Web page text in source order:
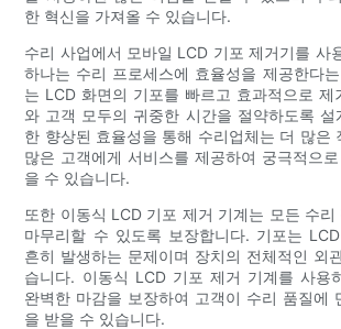
한 혁신을 가져올 수 있습니다.
수리 사업에서 모바일 LCD 기포 제거기를 사
하나는 수리 프로세스에 효율성을 제공한다
는 LCD 화면의 기포를 빠르고 효과적으로 제
와 고객 모두의 귀중한 시간을 절약하도록 설
한 향상된 효율성을 통해 수리업체는 더 많은
많은 고객에게 서비스를 제공하여 궁극적으
을 수 있습니다.
또한 이동식 LCD 기포 제거 기계는 모든 수리
마무리할 수 있도록 보장합니다. 기포는
흔히 발생하는 문제이며 장치의 전체적인 외
습니다. 이동식 LCD 기포 제거 기계를 사용
완벽한 마감을 보장하여 고객이 수리 품질에
을 받을 수 있습니다.